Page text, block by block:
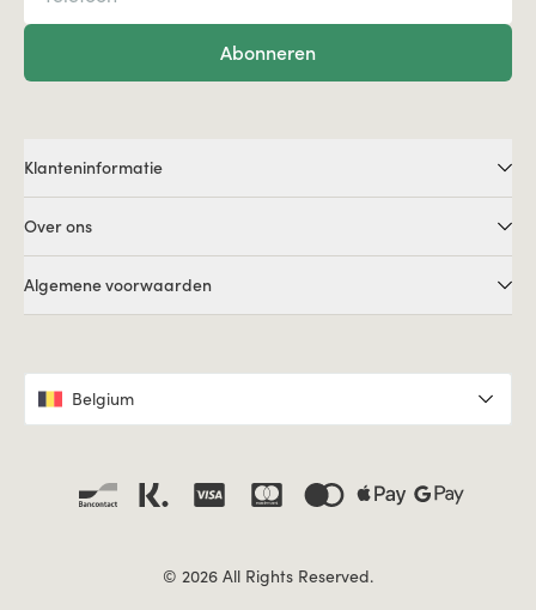
Abonneren
© 2026 All Rights Reserved.
Klanteninformatie
Over ons
Algemene voorwaarden
Belgium